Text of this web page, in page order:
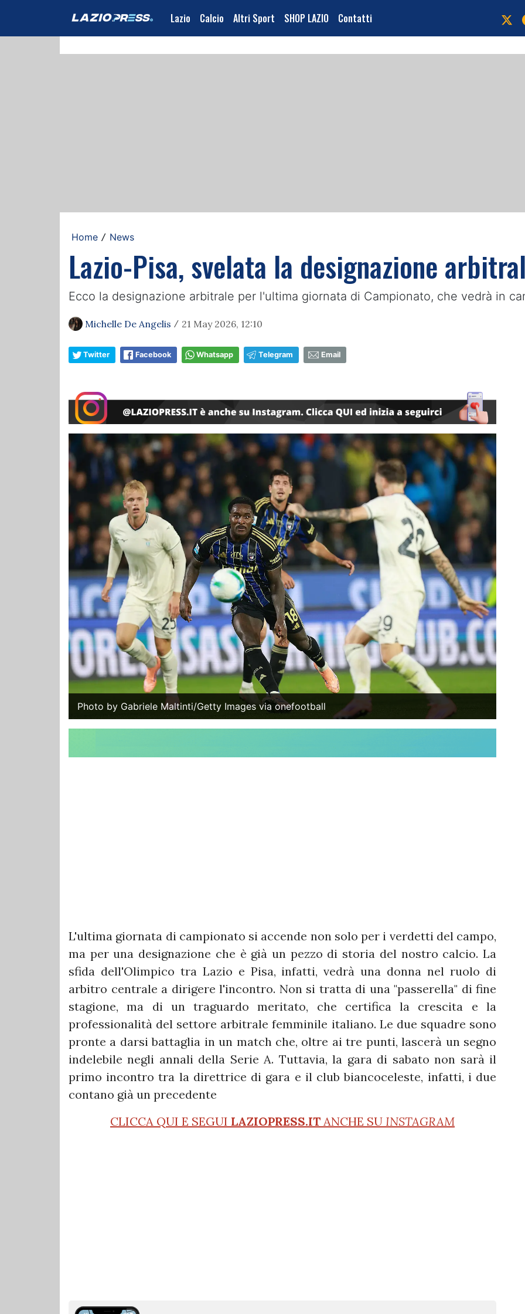
Lazio Calcio Altri Sport SHOP LAZIO Contatti
Home / News
Lazio-Pisa, svelata la designazione
Ecco la designazione arbitrale per l'ultima giornata di Campionato, che vedrà in
Michelle De Angelis / 21 May 2026, 12:10
Twitter Facebook Whatsapp Telegram Email
Photo by Gabriele Maltinti/Getty Images via onefootball
L'ultima giornata di campionato si accende non solo per i verdetti del campo,
ma per una designazione che è già un pezzo di storia del nostro calcio. La
sfida dell'Olimpico tra Lazio e Pisa, infatti, vedrà una donna nel ruolo di
arbitro centrale a dirigere l'incontro. Non si tratta di una "passerella" di fine
stagione, ma di un traguardo meritato, che certifica la crescita e la
professionalità del settore arbitrale femminile italiano. Le due squadre sono
pronte a darsi battaglia in un match che, oltre ai tre punti, lascerà un segno
indelebile negli annali della Serie A. Tuttavia, la gara di sabato non sarà il
primo incontro tra la direttrice di gara e il club biancoceleste, infatti, i due
contano già un precedente
CLICCA QUI E SEGUI LAZIOPRESS.IT ANCHE SU INSTAGRAM